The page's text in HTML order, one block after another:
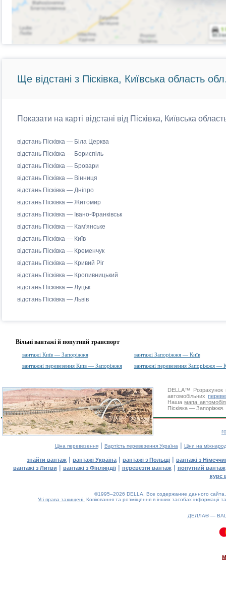
Ще відстані з Пісківка, Київська область
Показати на карті відстані від Пісківка, Київська
відстань Пісківка — Біла Церква
відстань Пісківка — Бориспіль
відстань Пісківка — Бровари
відстань Пісківка — Вінниця
відстань Пісківка — Дніпро
відстань Пісківка — Житомир
відстань Пісківка — Івано-Франківськ
відстань Пісківка — Кам'янське
відстань Пісківка — Київ
відстань Пісківка — Кременчук
відстань Пісківка — Кривий Ріг
відстань Пісківка — Кропивницький
відстань Пісківка — Луцьк
відстань Пісківка — Львів
Вільні вантажі й попутний транспорт
вантажі Київ — Запоріжжя
вантажі Запоріжжя — Київ
вантажні перевезення Київ — Запоріжжя
вантажні перевезення Запоріжжя —
DELLA™
Розрахунок
автомобільних
Нашамапа
Пісківка —
Ціна перевезення| Вартість перевезення Україна | Ціни на
знайти вантаж | вантажі Україна | вантажі з Польщі | вантажі з
вантажі з Литви | вантажі з Фінляндії| перевезти вантаж| попутний вантаж
курс
©1995–2026 DELLA. Все содержание данного
Усі права захищені. Копіювання та розміщення в інших засобах інформації
ДЕЛЛА® —